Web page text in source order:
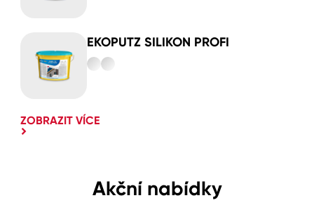
EKOPUTZ SILIKON PROFI
ZOBRAZIT VÍCE
Akční nabídky